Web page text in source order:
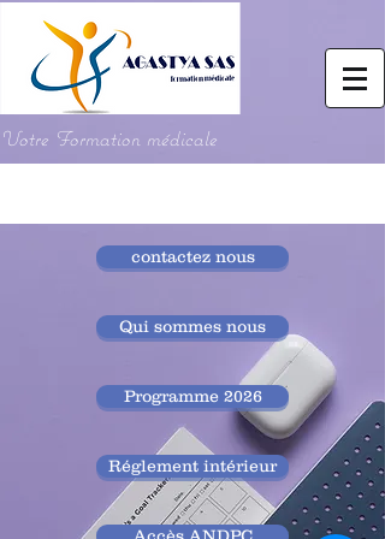
Votre Formation médicale
contactez nous
Qui sommes nous
Programme 2026
Réglement intérieur